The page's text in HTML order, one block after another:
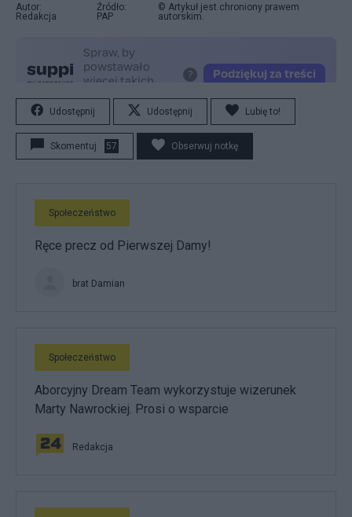
Autor:
Redakcja
Źródło:
PAP
© Artykuł jest chroniony prawem
autorskim.
Udostępnij Udostępnij Lubię to!
Skomentuj 57 Obserwuj notkę
Społeczeństwo
Ręce precz od Pierwszej Damy!
brat Damian
Społeczeństwo
Aborcyjny Dream Team wykorzystuje wizerunek
Marty Nawrockiej. Prosi o wsparcie
Redakcja